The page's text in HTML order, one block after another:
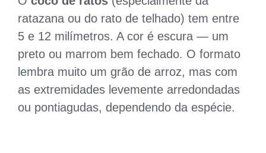
ratazana ou do rato de telhado) tem entre
5 e 12 milímetros. A cor é escura — um
preto ou marrom bem fechado. O formato
lembra muito um grão de arroz, mas com
as extremidades levemente arredondadas
ou pontiagudas, dependendo da espécie.